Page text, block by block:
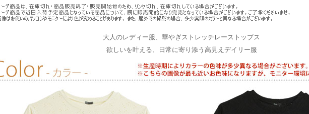
大人のレディー服、華やぎストレッチレーストップス
欲しいを叶える、日常に寄り添う高見えデイリー服